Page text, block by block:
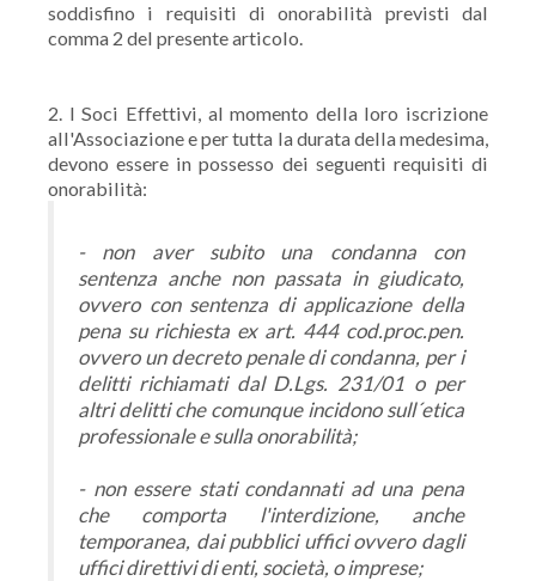
soddisfino i requisiti di onorabilità previsti dal
comma 2 del presente articolo.
2. I Soci Effettivi, al momento della loro iscrizione
all'Associazione e per tutta la durata della medesima,
devono essere in possesso dei seguenti requisiti di
onorabilità:
- non aver subito una condanna con
sentenza anche non passata in giudicato,
ovvero con sentenza di applicazione della
pena su richiesta ex art. 444 cod.proc.pen.
ovvero un decreto penale di condanna, per i
delitti richiamati dal D.Lgs. 231/01 o per
altri delitti che comunque incidono sull´etica
professionale e sulla onorabilità;
- non essere stati condannati ad una pena
che comporta l'interdizione, anche
temporanea, dai pubblici uffici ovvero dagli
uffici direttivi di enti, società, o imprese;